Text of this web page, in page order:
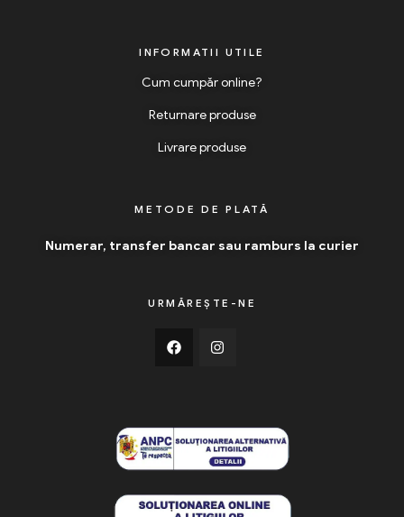
INFORMATII UTILE
Cum cumpăr online?
Returnare produse
Livrare produse
METODE DE PLATĂ
Numerar, transfer bancar sau ramburs la curier
URMĂREȘTE-NE